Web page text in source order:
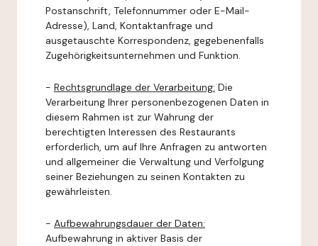
Postanschrift, Telefonnummer oder E-Mail-
Adresse), Land, Kontaktanfrage und
ausgetauschte Korrespondenz, gegebenenfalls
Zugehörigkeitsunternehmen und Funktion.
- Rechtsgrundlage der Verarbeitung: Die
Verarbeitung Ihrer personenbezogenen Daten in
diesem Rahmen ist zur Wahrung der
berechtigten Interessen des Restaurants
erforderlich, um auf Ihre Anfragen zu antworten
und allgemeiner die Verwaltung und Verfolgung
seiner Beziehungen zu seinen Kontakten zu
gewährleisten.
- Aufbewahrungsdauer der Daten:
Aufbewahrung in aktiver Basis der